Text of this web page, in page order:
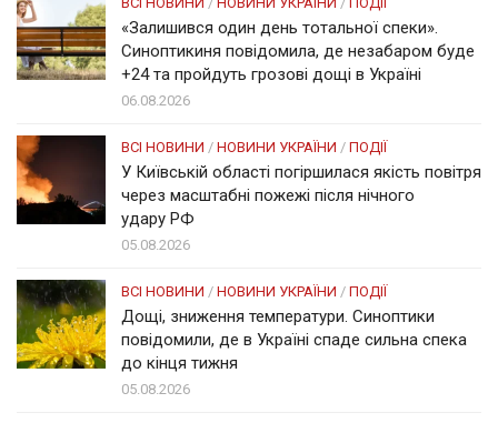
«Залишився один день тотальної спеки».
Синоптикиня повідомила, де незабаром буде
+24 та пройдуть грозові дощі в Україні
06.08.2026
ВСІ НОВИНИ / НОВИНИ УКРАЇНИ / ПОДІЇ
У Київській області погіршилася якість повітря
через масштабні пожежі після нічного
удару РФ
05.08.2026
ВСІ НОВИНИ / НОВИНИ УКРАЇНИ / ПОДІЇ
Дощі, зниження температури. Синоптики
повідомили, де в Україні спаде сильна спека
до кінця тижня
05.08.2026